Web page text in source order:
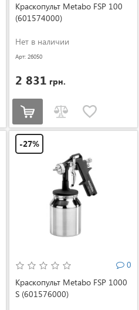
Краскопульт Metabo FSP 100
(601574000)
Нет в наличии
Арт: 26050
2 831 грн.
-27%
0
Краскопульт Metabo FSP 1000
S (601576000)